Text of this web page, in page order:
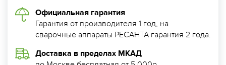
Официальная гарантия
Гарантия от производителя 1 год, на
сварочные аппараты РЕСАНТА гарантия 2 года.
Доставка в пределах МКАД